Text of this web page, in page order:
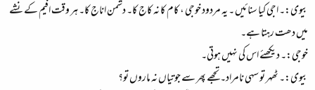
بیوی:۔ اجی کیا سنائیں ۔ یہ مردود خوجی ، کام کا نہ کاج کا۔ دشمن اناج کا۔ ہر وقت افیم کے نشے
میں دھت رہتا ہے۔
خوجی:۔ دیکھئے اس کی نہیں ہوتی۔
بیوی:۔ ٹھہر تو سہی نامراد۔ تجھے پھر سے جوتیاں نہ ماروں تو؟